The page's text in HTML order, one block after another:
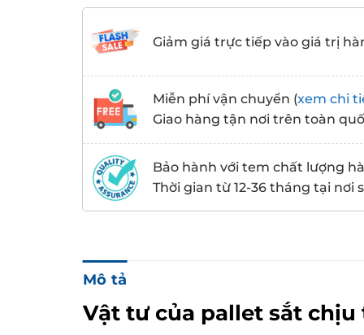
Giảm giá trực tiếp vào giá trị
Miễn phí vận chuyển (xem chi
Giao hàng tận nơi trên toàn
Bảo hành với tem chất lượng
Thời gian từ 12-36 tháng tại nơi
Mô tả
Vật tư của pallet sắt chịu